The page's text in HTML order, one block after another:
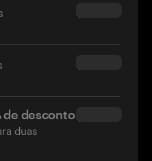
$69.90
$54.90
de desconto
duas
$34.95